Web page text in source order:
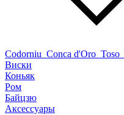
Codorniu Conca d'Oro Toso
Виски
Коньяк
Ром
Байцзю
Аксессуары